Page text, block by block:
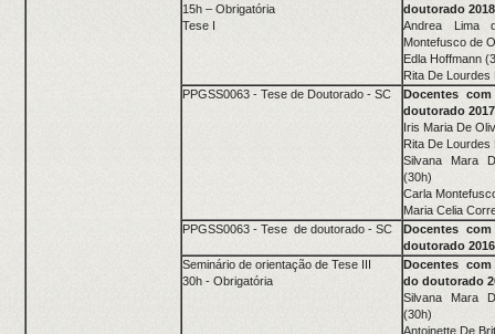
15h – Obrigatória
Tese I
doutorado
Andrea Lima
Montefusco de
Edla Hoffmann
Rita De Lourdes
PPGSS0063 - Tese de Doutorado - SC
Docentes
doutorado
Iris Maria De
Rita De Lourdes
Silvana Mara
(30h)
Carla
Maria Celia
PPGSS0063 - Tese de doutorado - SC
Docentes
doutorado
Seminário de orientação de Tese III
30h - Obrigatória
Docentes
do doutorado
Silvana Mara
(30h)
Antoinette De